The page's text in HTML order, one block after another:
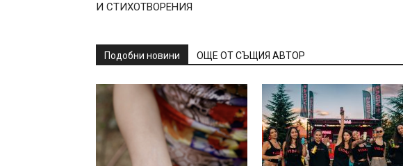
И СТИХОТВОРЕНИЯ
Подобни новини ОЩЕ ОТ СЪЩИЯ АВТОР